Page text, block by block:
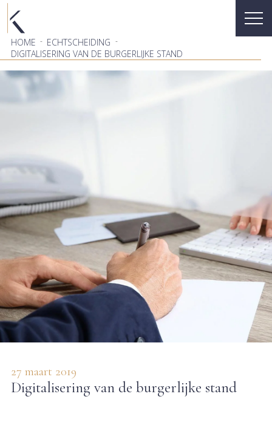
HOME - ECHTSCHEIDING -
DIGITALISERING VAN DE BURGERLIJKE STAND
27 maart 2019
Digitalisering van de burgerlijke stand